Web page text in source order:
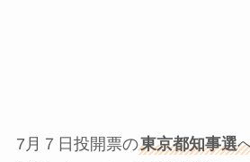
7月７日投開票の東京都知事選